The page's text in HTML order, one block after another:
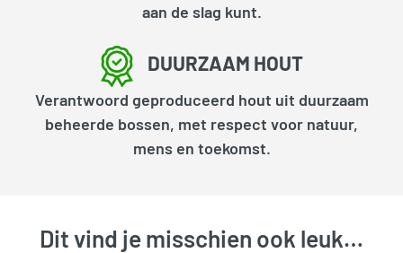
aan de slag kunt.
DUURZAAM HOUT
Verantwoord geproduceerd hout uit duurzaam
beheerde bossen, met respect voor natuur,
mens en toekomst.
Dit vind je misschien ook leuk…